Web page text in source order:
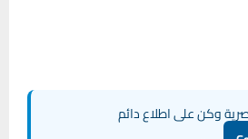
وكن على اطلاع دائم